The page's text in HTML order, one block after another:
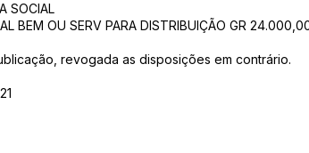
SOCIAL
BEM OU SERV PARA DISTRIBUIÇÃO GR
revogada as disposições em contrário.